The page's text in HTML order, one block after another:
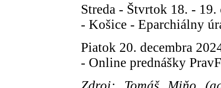
Streda - Štvrtok 18. - 19.
- Košice - Eparchiálny
Piatok 20. decembra
- Online prednášky